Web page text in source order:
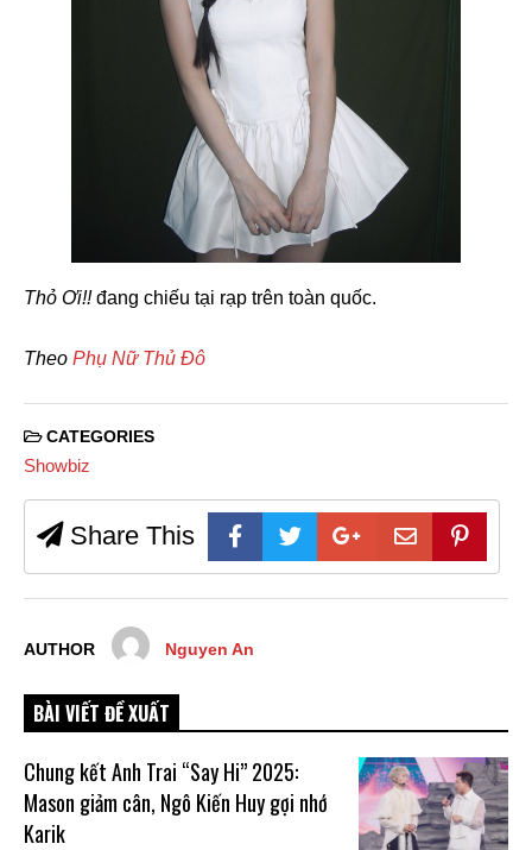
Thỏ Ơi!!đang chiếu tại rạp trên toàn quốc.
Theo Phụ Nữ Thủ Đô
CATEGORIES
Showbiz
Share This
AUTHOR Nguyen An
BÀI VIẾT ĐỀ XUẤT
Chung kết Anh Trai “Say Hi” 2025:
Mason giảm cân, Ngô Kiến Huy gợi nhớ
Karik